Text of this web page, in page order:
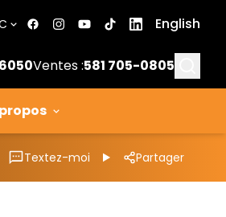
English
Ventes :581 705-0805
Textez-moi Partager